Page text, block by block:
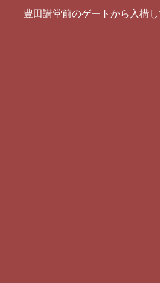
豊田講堂前のゲートから入構